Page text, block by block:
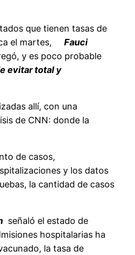
que tienen tasas de
el martes,
Fauci
y es poco probable
evitar total y
allí, con una
de CNN: donde la
de casos,
y los datos
la cantidad de casos
señaló el estado de
hospitalarias ha
la tasa de